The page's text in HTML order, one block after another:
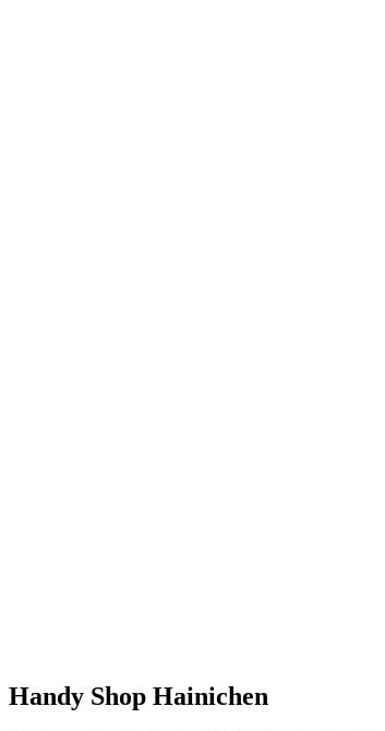
Handy Shop Hainichen